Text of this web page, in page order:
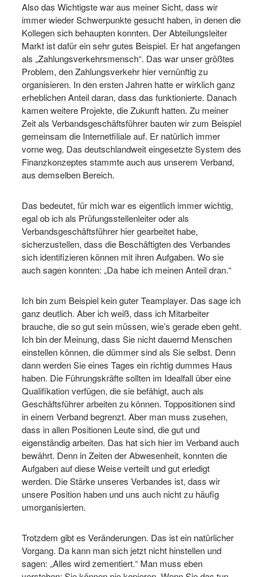
Also das Wichtigste war aus meiner Sicht, dass wir
immer wieder Schwerpunkte gesucht haben, in denen die
Kollegen sich behaupten konnten. Der Abteilungsleiter
Markt ist dafür ein sehr gutes Beispiel. Er hat angefangen
als „Zahlungsverkehrsmensch“. Das war unser größtes
Problem, den Zahlungsverkehr hier vernünftig zu
organisieren. In den ersten Jahren hatte er wirklich ganz
erheblichen Anteil daran, dass das funktionierte. Danach
kamen weitere Projekte, die Zukunft hatten. Zu meiner
Zeit als Verbandsgeschäftsführer bauten wir zum Beispiel
gemeinsam die Internetfiliale auf. Er natürlich immer
vorne weg. Das deutschlandweit eingesetzte System des
Finanzkonzeptes stammte auch aus unserem Verband,
aus demselben Bereich.
Das bedeutet, für mich war es eigentlich immer wichtig,
egal ob ich als Prüfungsstellenleiter oder als
Verbandsgeschäftsführer hier gearbeitet habe,
sicherzustellen, dass die Beschäftigten des Verbandes
sich identifizieren können mit ihren Aufgaben. Wo sie
auch sagen konnten: „Da habe ich meinen Anteil dran.“
Ich bin zum Beispiel kein guter Teamplayer. Das sage ich
ganz deutlich. Aber ich weiß, dass ich Mitarbeiter
brauche, die so gut sein müssen, wie’s gerade eben geht.
Ich bin der Meinung, dass Sie nicht dauernd Menschen
einstellen können, die dümmer sind als Sie selbst. Denn
dann werden Sie eines Tages ein richtig dummes Haus
haben. Die Führungskräfte sollten im Idealfall über eine
Qualifikation verfügen, die sie befähigt, auch als
Geschäftsführer arbeiten zu können. Toppositionen sind
in einem Verband begrenzt. Aber man muss zusehen,
dass in allen Positionen Leute sind, die gut und
eigenständig arbeiten. Das hat sich hier im Verband auch
bewährt. Denn in Zeiten der Abwesenheit, konnten die
Aufgaben auf diese Weise verteilt und gut erledigt
werden. Die Stärke unseres Verbandes ist, dass wir
unsere Position haben und uns auch nicht zu häufig
umorganisierten.
Trotzdem gibt es Veränderungen. Das ist ein natürlicher
Vorgang. Da kann man sich jetzt nicht hinstellen und
sagen: „Alles wird zementiert.“ Man muss eben